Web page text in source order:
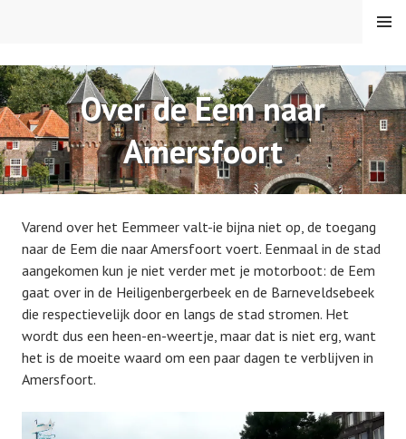
VAREN MET DE CANICULA
MENU
Over de Eem naar
Amersfoort
Varend over het Eemmeer valt-ie bijna niet op, de toegang
naar de Eem die naar Amersfoort voert. Eenmaal in de stad
aangekomen kun je niet verder met je motorboot: de Eem
gaat over in de Heiligenbergerbeek en de Barneveldsebeek
die respectievelijk door en langs de stad stromen. Het
wordt dus een heen-en-weertje, maar dat is niet erg, want
het is de moeite waard om een paar dagen te verblijven in
Amersfoort.